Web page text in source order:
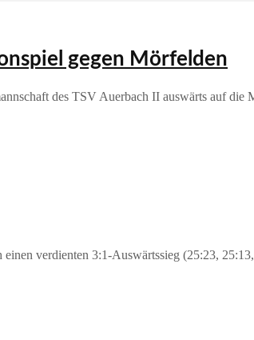
gegen Mörfelden
des TSV Auerbach II auswärts auf
verdienten 3:1‑Auswärtssieg (25:23,